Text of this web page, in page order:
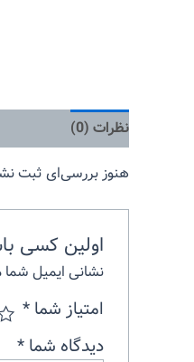
نظرات (0)
هنوز بررسی‌ای ثبت
اولین کسی
نشانی ایمیل
امتیاز شما *
دیدگاه شما *